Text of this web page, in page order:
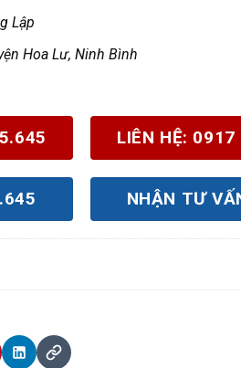
Lập
Hoa Lư, Ninh Bình
LIÊN HỆ:
NHẬN TƯ